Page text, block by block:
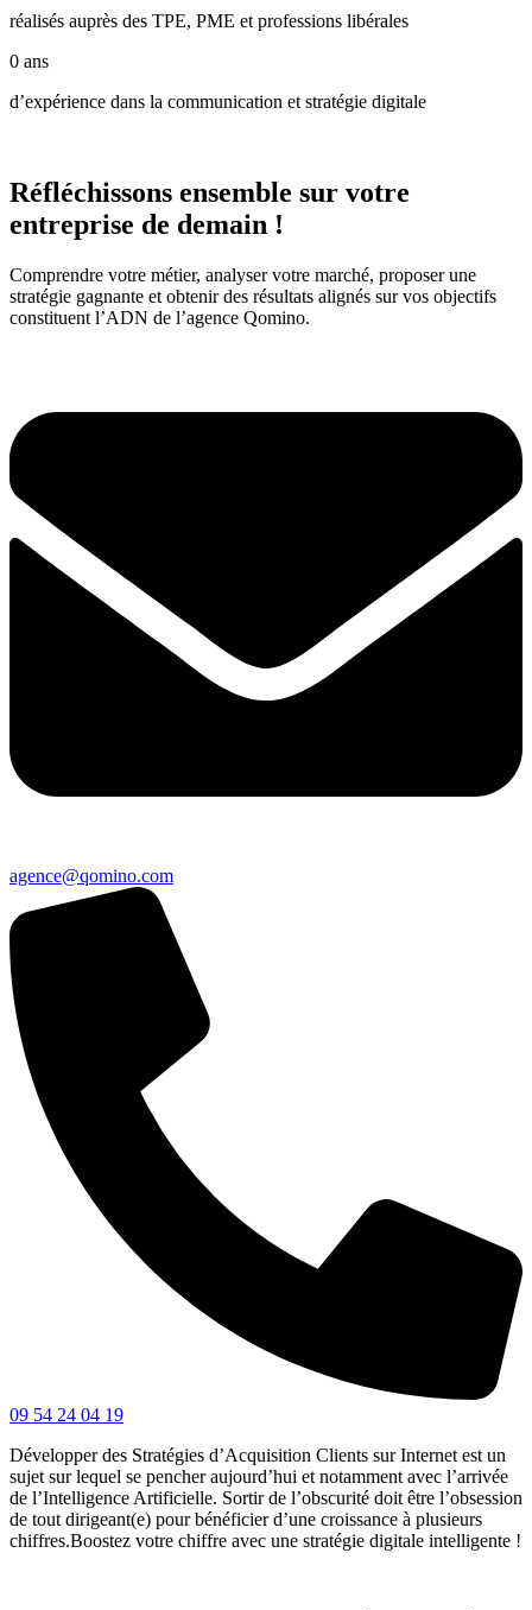
réalisés auprès des TPE, PME et professions libérales
0 ans
d’expérience dans la communication et stratégie digitale
Réfléchissons ensemble sur votre
entreprise de demain !
Comprendre votre métier, analyser votre marché, proposer une
stratégie gagnante et obtenir des résultats alignés sur vos objectifs
constituent l’ADN de l’agence Qomino.
agence@qomino.com
09 54 24 04 19
Développer des Stratégies d’Acquisition Clients sur Internet est un
sujet sur lequel se pencher aujourd’hui et notamment avec l’arrivée
de l’Intelligence Artificielle. Sortir de l’obscurité doit être l’obsession
de tout dirigeant(e) pour bénéficier d’une croissance à plusieurs
chiffres.Boostez votre chiffre avec une stratégie digitale intelligente !